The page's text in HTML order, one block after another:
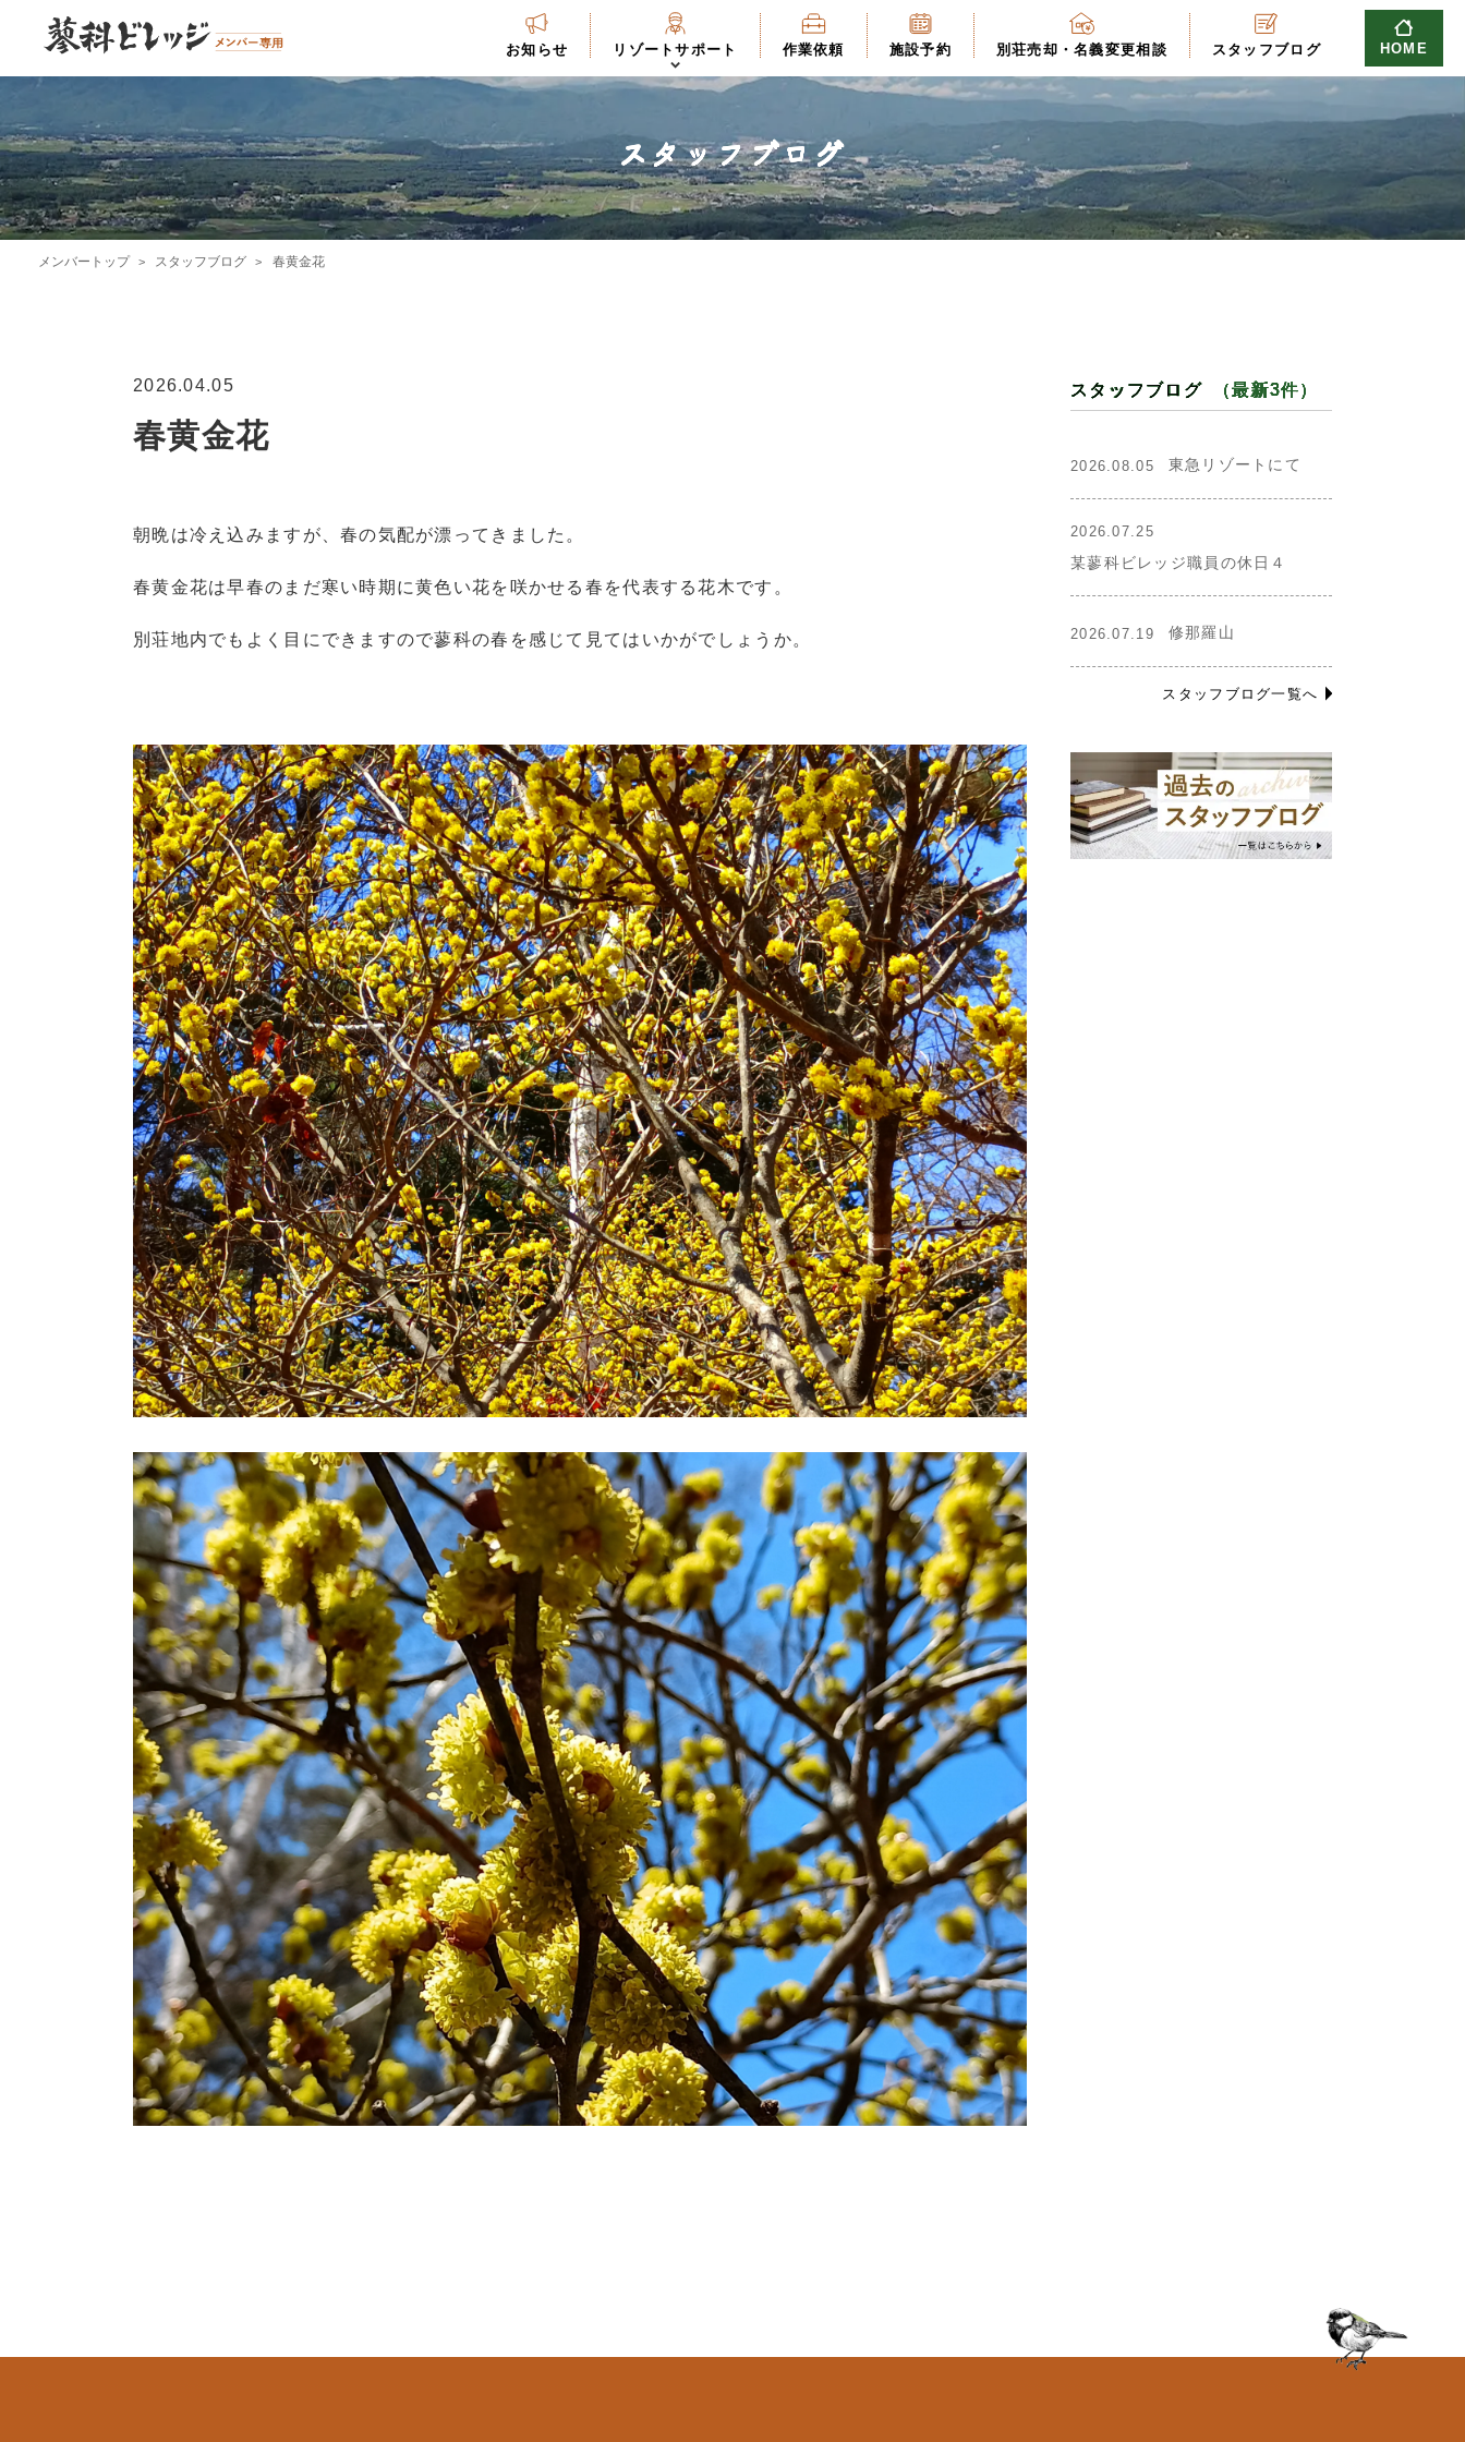
お知らせ リゾートサポート 作業依頼 施設予約 別荘売却・名義変更相談 スタッフブログ HOME
スタッフブログ
メンバートップ スタッフブログ 春黄金花
2026.04.05
春黄金花
朝晩は冷え込みますが、春の気配が漂ってきました。
春黄金花は早春のまだ寒い時期に黄色い花を咲かせる春を代表する花木です。
別荘地内でもよく目にできますので蓼科の春を感じて見てはいかがでしょうか。
スタッフブログ （最新3件）
2026.08.05 東急リゾートにて
2026.07.25
某蓼科ビレッジ職員の休日４
2026.07.19 修那羅山
スタッフブログ一覧へ